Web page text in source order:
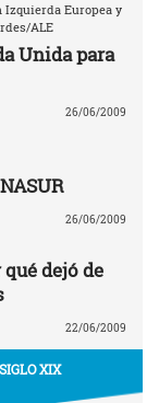
Izquierda Europea y
ALE
Unida para
26/06/2009
26/06/2009
dejó de
22/06/2009
XIX